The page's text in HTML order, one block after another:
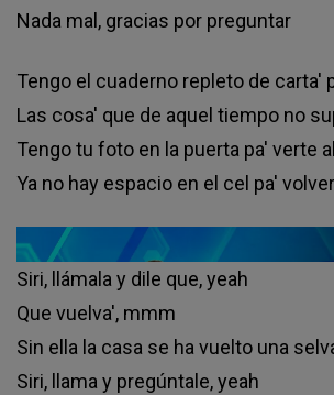
Nada mal, gracias por preguntar
Tengo el cuaderno repleto de carta'
Las cosa' que de aquel tiempo no
Tengo tu foto en la puerta pa' verte
Ya no hay espacio en el cel pa'
Siri, llámala y dile que, yeah
Que vuelva', mmm
Sin ella la casa se ha vuelto una
Siri, llama y pregúntale, yeah